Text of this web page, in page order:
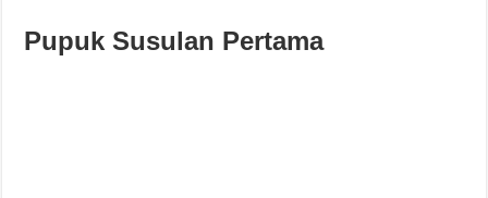
Pupuk Susulan Pertama